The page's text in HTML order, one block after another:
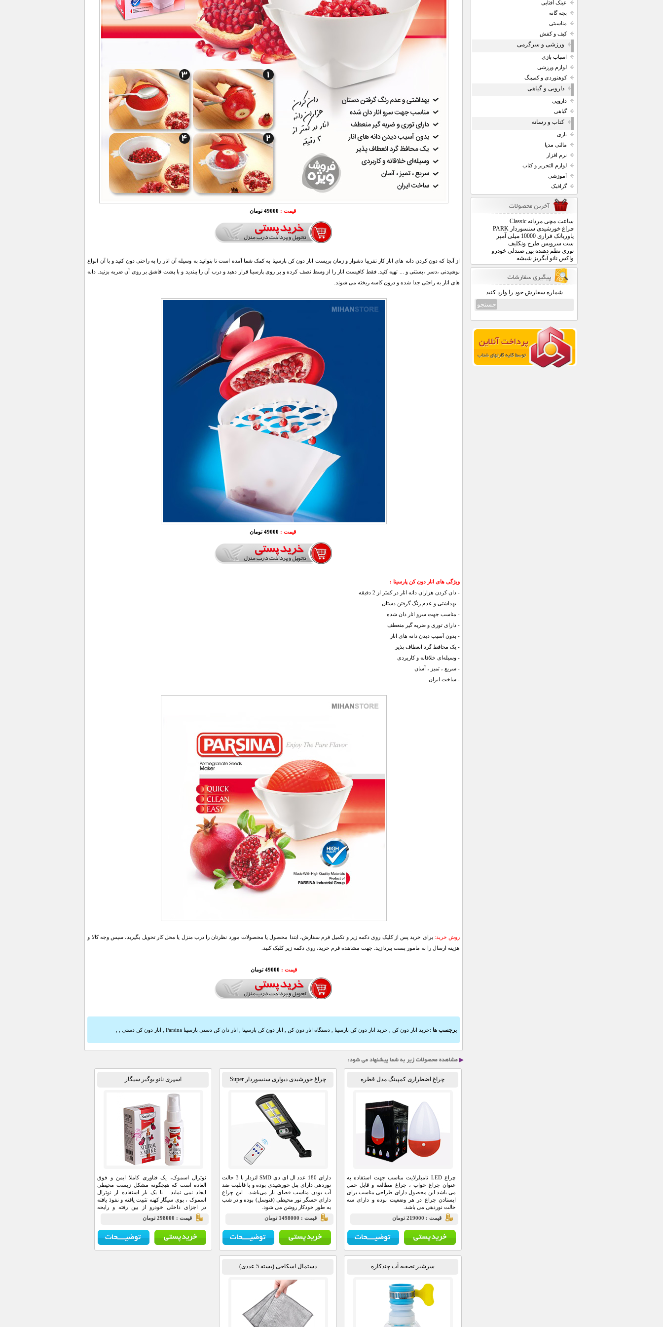
عینک آفتابی
بچه گانه
مناسبتی
کیف و کفش
ورزشی و سرگرمی
اسباب بازی
لوازم ورزشی
کوهنوردی و کمپینگ
دارویی و گیاهی
دارویی
گیاهی
کتاب و رسانه
بازی
مالتی مدیا
نرم افزار
لوازم التحریر و کتاب
آموزشی
گرافیک
ساعت مچی مردانه Classic
چراغ خورشیدی سنسوردار PARK
پاوربانک فراری 10000 میلی آمپر
ست سرویس طرح ونکلیف
توری نظم دهنده بین صندلی خودرو
واکس نانو آبگریز شیشه
شماره سفارش خود را وارد کنید
قیمت : 49000 تومان
از آنجا که دون کردن دانه های انار کار تقریبا دشوار و زمان بریست انار دون کن پارسینا به کمک شما آمده است تا بتوانید به وسیله آن انار را به راحتی دون کنید و با آن انواع
نوشیدنی ،دسر ،بستنی و ... تهیه کنید. فقط کافیست انار را از وسط نصف کرده و بر روی پارسینا قرار دهید و درب آن را ببندید و با پشت قاشق بر روی آن ضربه بزنید. دانه
های انار به راحتی جدا شده و درون کاسه ریخته می شوند.
قیمت : 49000 تومان
ویژگی های انار دون کن پارسینا :
- دان کردن هزاران دانه انار در کمتر از 2 دقیقه
- بهداشتی و عدم رنگ گرفتن دستان
- مناسب جهت سرو انار دان شده
- دارای توری و ضربه گیر منعطف
- بدون آسیب دیدن دانه های انار
- یک محافظ گرد انعطاف پذیر
- وسیله‌ای خلاقانه و کاربردی
- سریع ، تمیز ، آسان
- ساخت ایران
روش خرید: برای خرید پس از کلیک روی دکمه زیر و تکمیل فرم سفارش، ابتدا محصول یا محصولات مورد نظرتان را درب منزل یا محل کار تحویل بگیرید، سپس وجه کالا و
هزینه ارسال را به مامور پست بپردازید. جهت مشاهده فرم خرید، روی دکمه زیر کلیک کنید.
قیمت : 49000 تومان
برچسب ها :خرید انار دون کن خرید انار دون کن پارسینا دستگاه انار دون کن انار دون کن پارسینا انار دان کن دستی پارسینا Parsina انار دون کن دستی
چراغ اضطراری کمپینگ مدل قطره
چراغ LED تامبلرلایت مناسب جهت استفاده به
عنوان چراغ خواب ، چراغ مطالعه و قابل حمل
می باشد.این محصول دارای طراحی مناسب برای
ایستادن چراغ در هر وضعیت بوده و دارای سه
حالت نوردهی می باشد.
قيمت : 219000 تومان
چراغ خورشیدی دیواری سنسوردار Super
دارای 180 عدد ال ای دی SMD لنز‌دار با 3 حالت
نوردهی دارای پنل خورشیدی بوده و با قابلیت ضد
آب بودن مناسب فضای باز می‌‌باشد. این چراغ
دارای حسگر نور محیطی (فتوسل) بوده و در شب
به طور خودکار روشن می شود.
قيمت : 1498000 تومان
اسپری نانو بوگیر سیگار
نوترال اسموک، یک فناوری کاملا ایمن و فوق
العاده است که هیچگونه مشکل زیست محیطی
ایجاد نمی نماید. با یک بار استفاده از نوترال
اسموک ، بوی سیگار کهنه تثبیت یافته و نفوذ یافته
در اجزای داخلی خودرو از بین رفته و رایحه
محبوب و سبک کاج جایگزین آن میگردد.
قيمت : 298000 تومان
سرشیر تصفیه آب چندکاره دستمال اسکاجی (بسته 5 عددی)